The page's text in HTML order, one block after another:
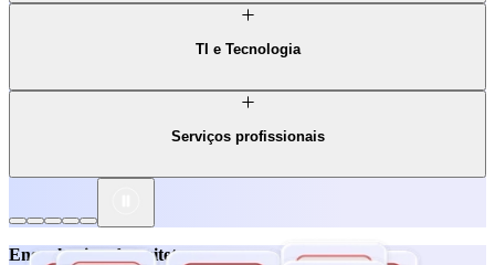
combinar arquivos, editar PDFs e preencher formulários
digitalmente entre equipes e fluxos de trabalho.
TI e Tecnologia
de PDF, pesquisa com OCR, formulários, assinaturas e
que ajudam a manter as informações seguras
e acessíveis.
Serviços profissionais
contratos e propostas,
Engenharia e Arquitetura